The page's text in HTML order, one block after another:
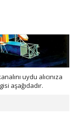
uydu alıcınıza
aşağıdadır.